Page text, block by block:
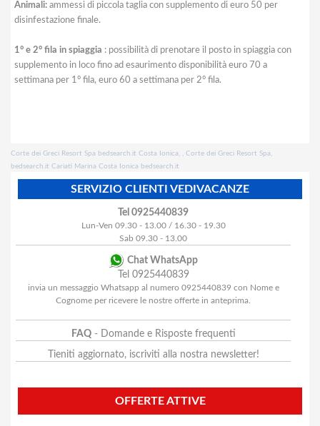
Animali: ammessi di piccola taglia con supplemento di euro 50 per
disinfestazione finale.
1° e 2° fila in spiaggia : possibilità di prenotare il posto in spiaggia con
supplemento in loco fino ad esaurimento disponibilità euro 70 a
settimana per 1° fila, euro 60 a settimana per 2° fila.
Corte dei Greci Resort Spa bedsearch.it Costa Ionica, , Corte dei Greci Resort Spa,
bedsearch.it Cariati Marina Costa Ionica bedsearch.it
SERVIZIO CLIENTI VEDIVACANZE
Tel 0925440839
Lun-Ven 09.30 - 13.00 / 16.30 - 19.30
Sab 09.30 - 13.00
Chat WhatsApp
Tel 0925440839
invia un messaggio Whatsapp al numero 0925440839 con Nome e
Cognome per ricevere le nostre offerte in anteprima.
FAQ- Domande e Risposte frequenti
Tieniti aggiornato, iscriviti alla nostra newsletter!
OFFERTE ATTIVE